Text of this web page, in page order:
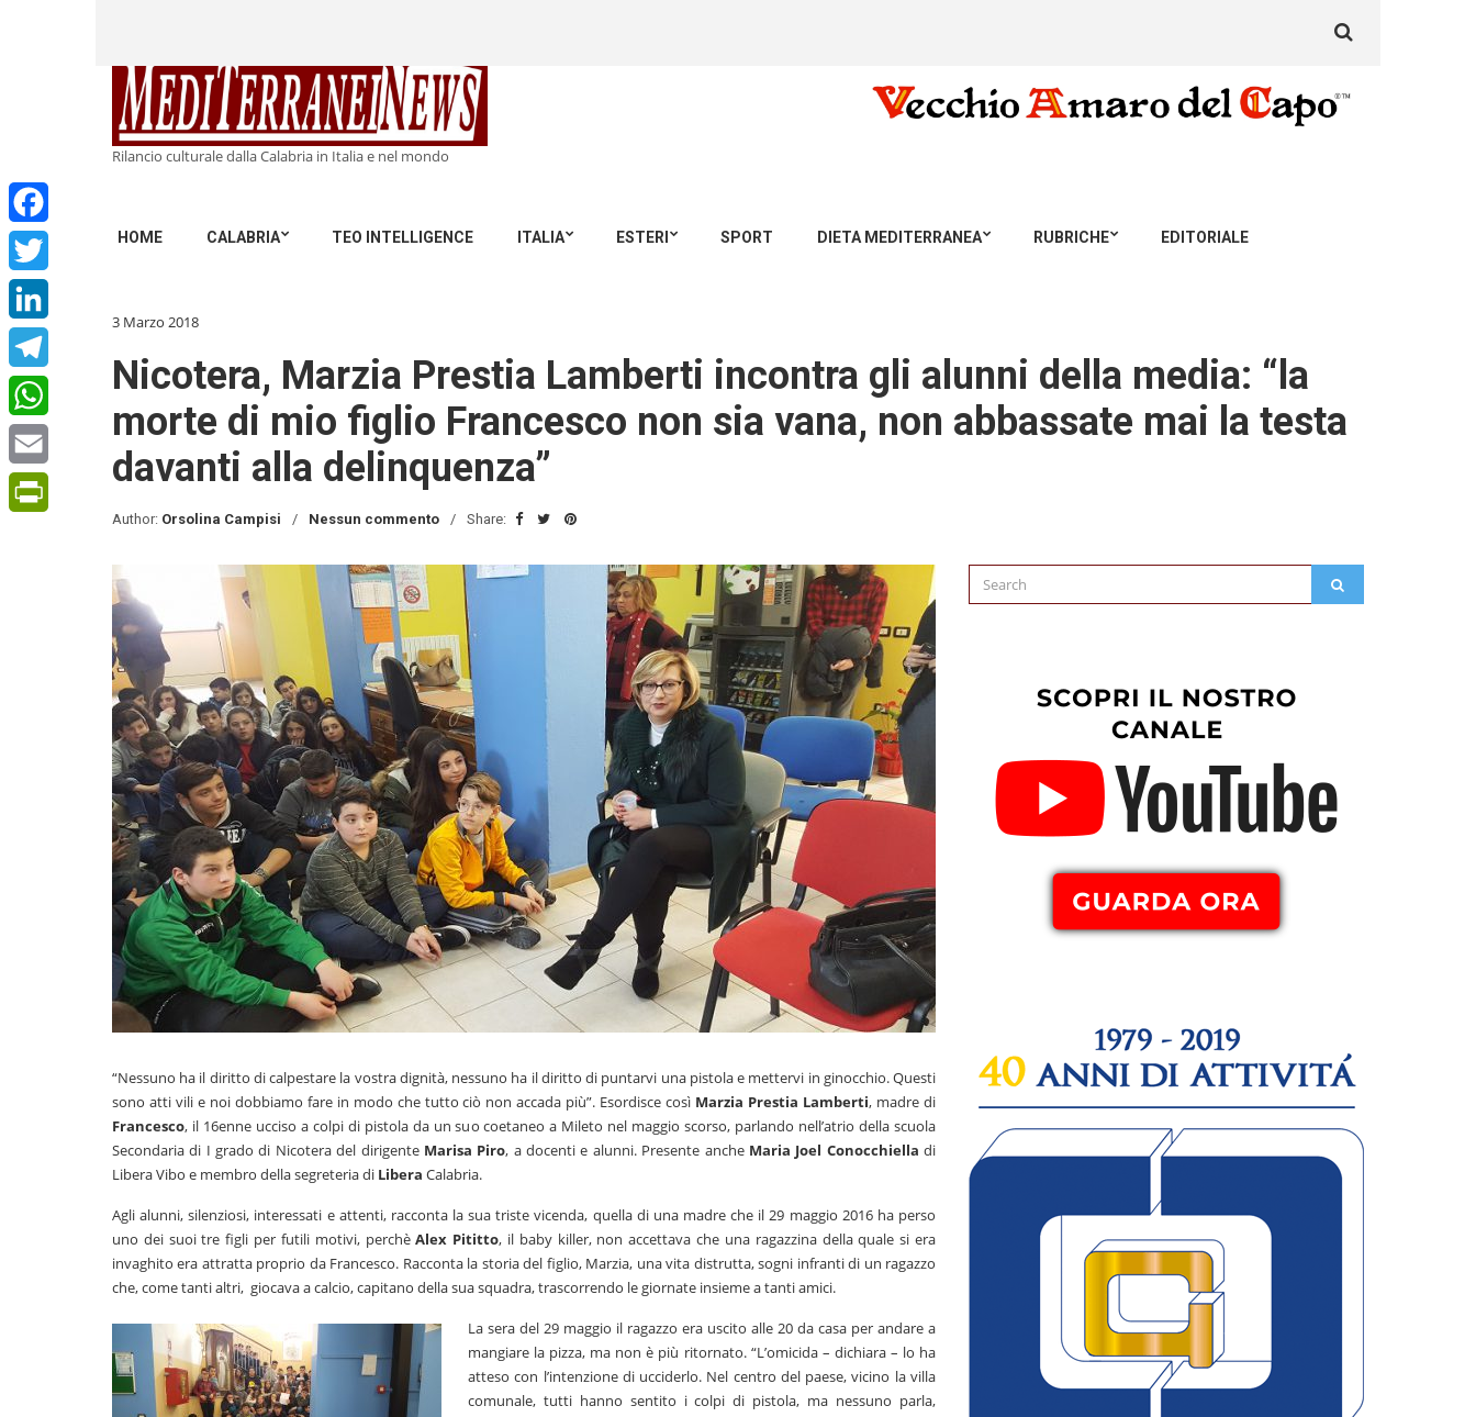
Rilancio culturale dalla Calabria in Italia e nel mondo
HOME CALABRIA TEO INTELLIGENCE ITALIA ESTERI SPORT DIETA MEDITERRANEA RUBRICHE EDITORIALE
for:
Facebook
Twitter
LinkedIn
Telegram
WhatsApp
Email
3 Marzo 2018
Nicotera, Marzia Prestia Lamberti incontra gli alunni della media: “la
morte di mio figlio Francesco non sia vana, non abbassate mai la testa
davanti alla delinquenza”
Author: Orsolina Campisi Nessun commento Share:
“Nessuno ha il diritto di calpestare la vostra dignità, nessuno ha il diritto di puntarvi una pistola e mettervi in ginocchio. Questi
sono atti vili e noi dobbiamo fare in modo che tutto ciò non accada più”. Esordisce così Marzia Prestia Lamberti, madre di
Francesco, il 16enne ucciso a colpi di pistola da un suo coetaneo a Mileto nel maggio scorso, parlando nell’atrio della scuola
Secondaria di I grado di Nicotera del dirigente Marisa Piro, a docenti e alunni. Presente anche Maria Joel Conocchiella di
Libera Vibo e membro della segreteria di Libera Calabria.
Agli alunni, silenziosi, interessati e attenti, racconta la sua triste vicenda, quella di una madre che il 29 maggio 2016 ha perso
uno dei suoi tre figli per futili motivi, perchèAlex Pititto, il baby killer, non accettava che una ragazzina della quale si era
invaghito era attratta proprio da Francesco. Racconta la storia del figlio, Marzia, una vita distrutta, sogni infranti di un ragazzo
che, come tanti altri, giocava a calcio, capitano della sua squadra, trascorrendo le giornate insieme a tanti amici.
La sera del 29 maggio il ragazzo era uscito alle 20 da casa per andare a
mangiare la pizza, ma non è più ritornato. “L’omicida – dichiara – lo ha
atteso con l’intenzione di ucciderlo. Nel centro del paese, vicino la villa
comunale, tutti hanno sentito i colpi di pistola, ma nessuno parla,
Search
for: